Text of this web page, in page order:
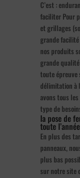
C’est :
faciliter Pour
et grillages
grande
nos produits
grande
toute épreuve
délimitation à
avons tous
type de
la pose de
toute
En plus des
panneaux,
plus bas
sur notre site